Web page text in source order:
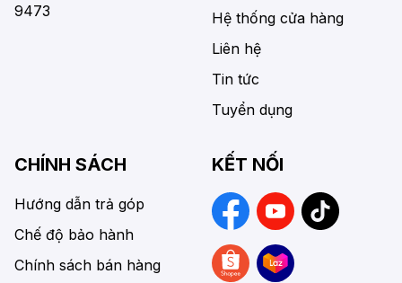
9473
Hệ thống cửa hàng
Liên hệ
Tin tức
Tuyển dụng
CHÍNH SÁCH
Hướng dẫn trả góp
Chế độ bảo hành
Chính sách bán hàng
KẾT NỐI